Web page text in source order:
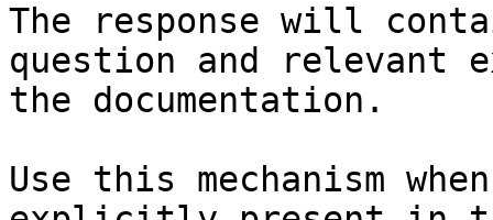
The response will
question and relevant
the documentation.
Use this mechanism